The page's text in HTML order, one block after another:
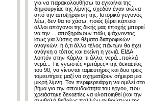
για να παρακολουθήσω τα εγκαίνια της
δημιουργίας της λίμνης, σχεδόν έναν αιώνα
από την αποξήρανσή της. Ιστορικό γεγονός
λέω, δεν θα το χάσω, ποιός ξέρει κάποιοι
άλλοι απόγονοι της δικής μας εποχής μπορεί
να την ... αποξηράνουν πάλι, ψάχνοντας
ίσως για λύσεις σε θέματα διατροφικών
αναγκών, ή ό,τι άλλο τέλος πάντων θα έχει
ανάγκη ο τόπος και εκείνη η γενιά. ΕΙΔΑ
λοιπόν στην Κάρλα, τι άλλο; νερά...πολλά
νερά... Τις γνωστές «μπάρες» της δεκαετίας
του 90, να γίνονται ταμιευτήρες και δυο τρεις
ταμιευτήρες μαζί να σχηματίζουν σήμερα μια
μικρή λίμνη. Τον περιφερειάρχη να ομιλεί στο
βήμα για την σπουδαιότητα του έργου, που
χρειάστηκε δεκαετίες να υλοποιηθεί (και την